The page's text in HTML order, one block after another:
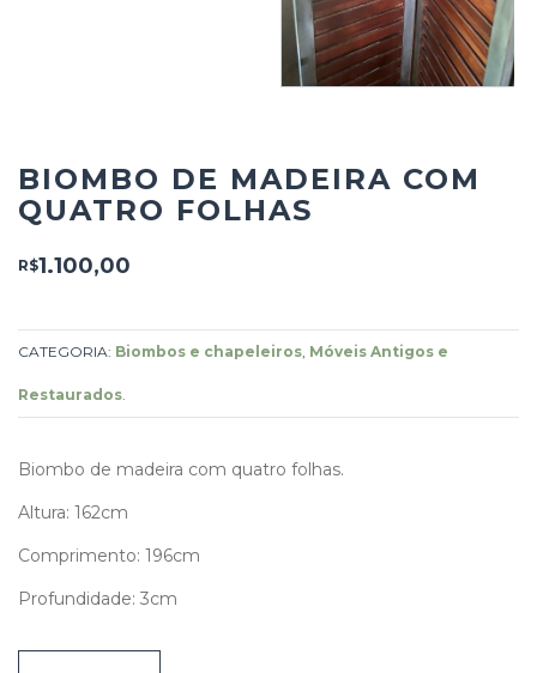
BIOMBO DE MADEIRA COM
QUATRO FOLHAS
R$1.100,00
CATEGORIA: Biombos e chapeleiros, Móveis Antigos e
Restaurados.
Biombo de madeira com quatro folhas.
Altura: 162cm
Comprimento: 196cm
Profundidade: 3cm